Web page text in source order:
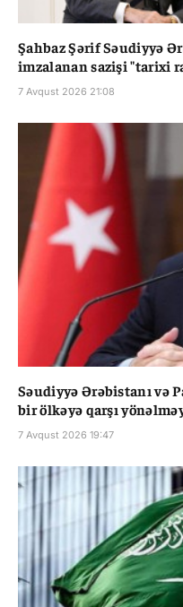
Şahbaz Şərif Səudiyyə
imzalanan sazişi "tarixi
7 Avqust 2026 21:08
Səudiyyə Ərəbistanı və
bir ölkəyə qarşı
7 Avqust 2026 19:47